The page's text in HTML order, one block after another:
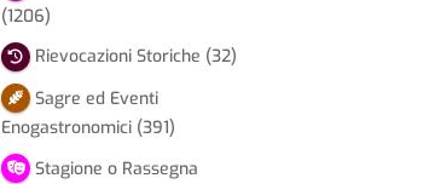
(1206)
Rievocazioni Storiche (32)
Sagre ed Eventi
Enogastronomici (391)
Stagione o Rassegna